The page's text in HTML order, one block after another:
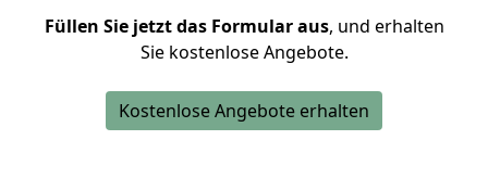
Füllen Sie jetzt das Formular aus, und erhalten
Sie kostenlose Angebote.
Kostenlose Angebote erhalten